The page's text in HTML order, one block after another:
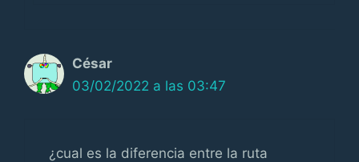
César
03/02/2022 a las 03:47
¿cual es la diferencia entre la ruta